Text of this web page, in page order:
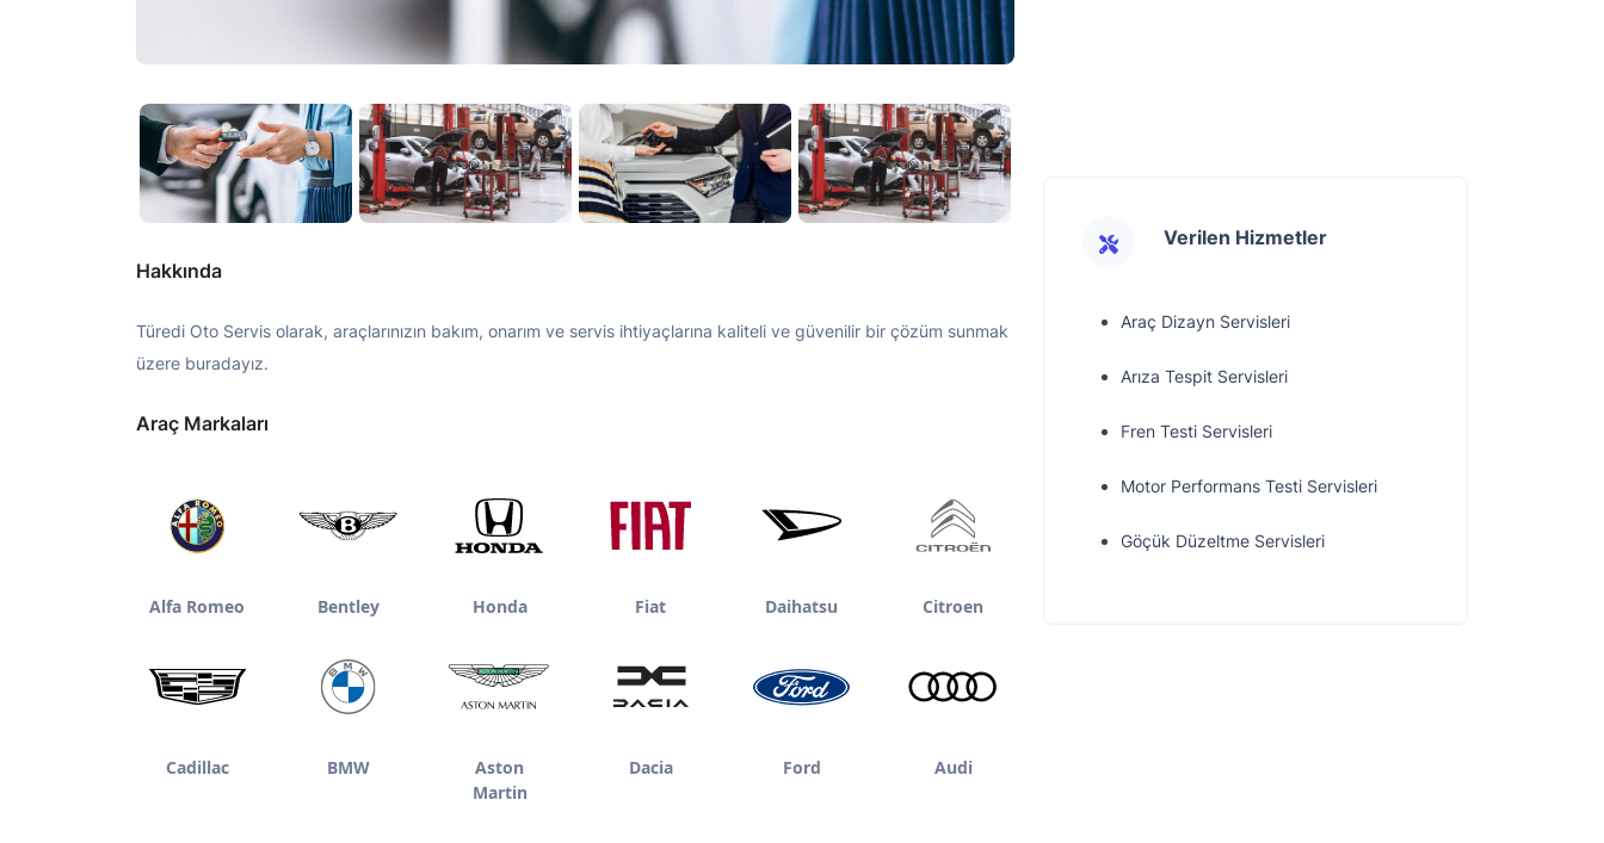
Hakkında
Türedi Oto Servis olarak, araçlarınızın bakım, onarım ve servis ihtiyaçlarına kaliteli ve güvenilir bir çözüm sunmak
üzere buradayız.
Araç Markaları
Alfa Romeo Bentley Honda Fiat Daihatsu Citroen
Cadillac BMW
Aston
Martin
Dacia Ford Audi
Verilen Hizmetler
Araç Dizayn Servisleri
Arıza Tespit Servisleri
Fren Testi Servisleri
Motor Performans Testi Servisleri
Göçük Düzeltme Servisleri